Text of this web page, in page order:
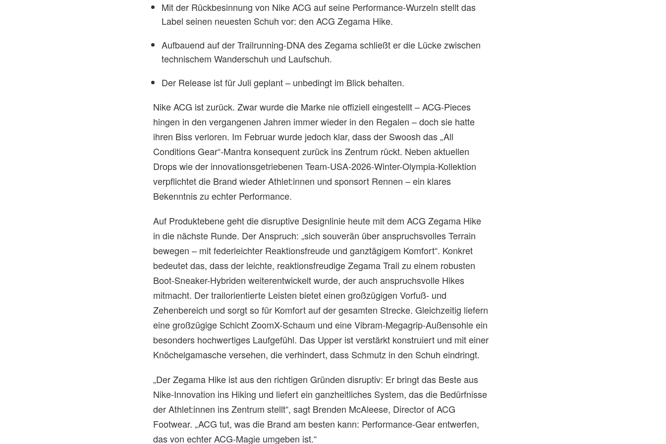
Mit der Rückbesinnung von Nike ACG auf seine Performance-Wurzeln stellt das
Label seinen neuesten Schuh vor: den ACG Zegama Hike.
Aufbauend auf der Trailrunning-DNA des Zegama schließt er die Lücke zwischen
technischem Wanderschuh und Laufschuh.
Der Release ist für Juli geplant – unbedingt im Blick behalten.
Nike ACG ist zurück. Zwar wurde die Marke nie offiziell eingestellt – ACG-Pieces
hingen in den vergangenen Jahren immer wieder in den Regalen – doch sie hatte
ihren Biss verloren. Im Februar wurde jedoch klar, dass der Swoosh das „All
Conditions Gear“-Mantra konsequent zurück ins Zentrum rückt. Neben aktuellen
Drops wie der innovationsgetriebenen Team-USA-2026-Winter-Olympia-Kollektion
verpflichtet die Brand wieder Athlet:innen und sponsort Rennen – ein klares
Bekenntnis zu echter Performance.
Auf Produktebene geht die disruptive Designlinie heute mit dem ACG Zegama Hike
in die nächste Runde. Der Anspruch: „sich souverän über anspruchsvolles Terrain
bewegen – mit federleichter Reaktionsfreude und ganztägigem Komfort“. Konkret
bedeutet das, dass der leichte, reaktionsfreudige Zegama Trail zu einem robusten
Boot-Sneaker-Hybriden weiterentwickelt wurde, der auch anspruchsvolle Hikes
mitmacht. Der trailorientierte Leisten bietet einen großzügigen Vorfuß- und
Zehenbereich und sorgt so für Komfort auf der gesamten Strecke. Gleichzeitig liefern
eine großzügige Schicht ZoomX-Schaum und eine Vibram-Megagrip-Außensohle ein
besonders hochwertiges Laufgefühl. Das Upper ist verstärkt konstruiert und mit einer
Knöchelgamasche versehen, die verhindert, dass Schmutz in den Schuh eindringt.
„Der Zegama Hike ist aus den richtigen Gründen disruptiv: Er bringt das Beste aus
Nike-Innovation ins Hiking und liefert ein ganzheitliches System, das die Bedürfnisse
der Athlet:innen ins Zentrum stellt“, sagt Brenden McAleese, Director of ACG
Footwear. „ACG tut, was die Brand am besten kann: Performance-Gear entwerfen,
das von echter ACG-Magie umgeben ist.“